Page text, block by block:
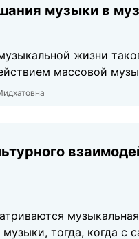
музыки в
жизни
массовой
тогда, когда с